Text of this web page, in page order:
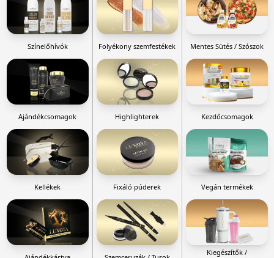
Színelőhívók
Ajándékcsomagok
Kellékek
Folyékony szemfestékek
Highlighterek
Fixáló púderek
Mentes Sütés / Szószok
Kezdőcsomagok
Vegán termékek
Kiegészítők /